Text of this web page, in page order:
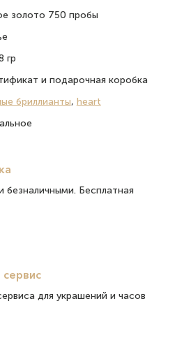
золото 750 пробы
гр
и подарочная коробка
бриллианты, heart
безналичными. Бесплатная
для украшений и часов